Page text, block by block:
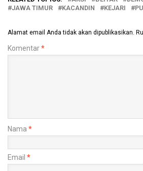
JAWA TIMUR
KACANDIN KEJARI
Alamat email Anda tidak akan dipublikasikan.
Komentar*
Nama *
Email *